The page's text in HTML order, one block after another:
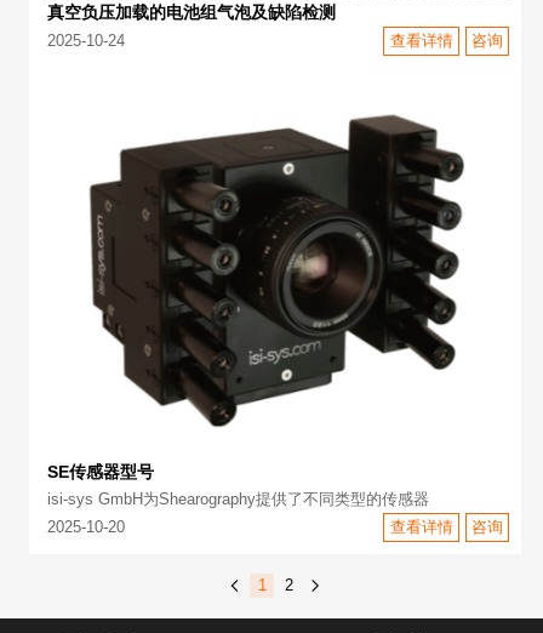
真空负压加载的电池组气泡及缺陷检测
2025-10-24 查看详情 咨询
SE传感器型号
isi-sys GmbH为Shearography提供了不同类型的传感器
2025-10-20
查看详情 咨询
1 2